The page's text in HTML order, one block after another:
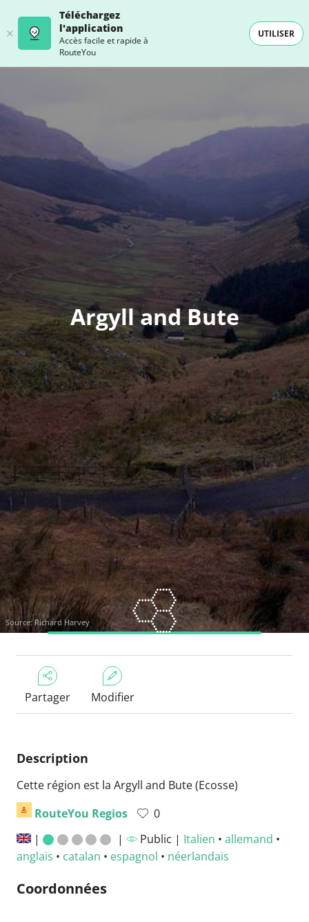
Téléchargez
l'application
Accès facile et rapide à
RouteYou
UTILISER
Argyll and Bute
Source: Richard Harvey
Partager Modifier
Description
Cette région est la Argyll and Bute (Ecosse)
RouteYou Regios
0
|
| Public | Italien • allemand •
anglais • catalan • espagnol • néerlandais
Coordonnées